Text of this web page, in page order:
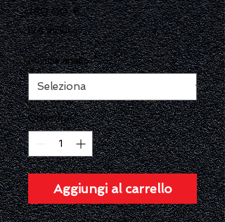
180,00 €Prezzo
IVA inclusa
Misura anello *
Quantità *
Aggiungi al carrello